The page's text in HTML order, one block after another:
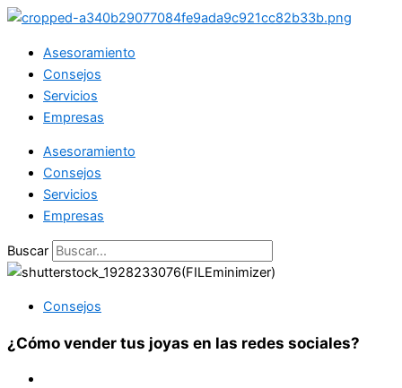
Ir
contenidoAsesoramiento
Consejos
Servicios
Empresas
Asesoramiento
Consejos
Servicios
Empresas
Buscar
Consejos
¿Cómo vender tus joyas en las redes sociales?